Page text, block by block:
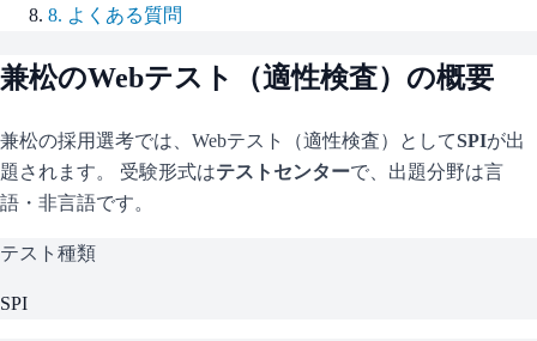
8. よくある質問
兼松のWebテスト（適性検査）の概要
兼松の採用選考では、Webテスト（適性検査）としてSPIが出
題されます。 受験形式はテストセンターで、 出題分野は言
語・非言語です。
テスト種類
SPI